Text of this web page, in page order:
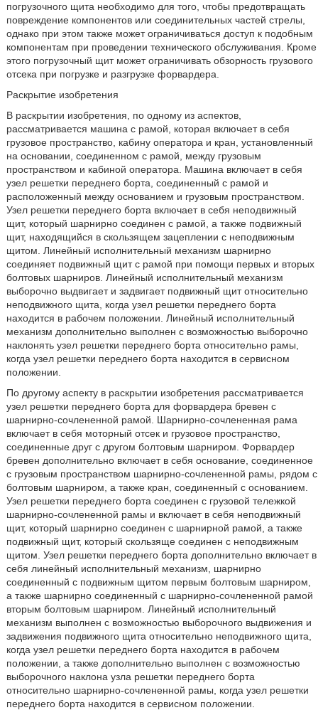
погрузочного щита необходимо для того, чтобы предотвращать
повреждение компонентов или соединительных частей стрелы,
однако при этом также может ограничиваться доступ к подобным
компонентам при проведении технического обслуживания. Кроме
этого погрузочный щит может ограничивать обзорность грузового
отсека при погрузке и разгрузке форвардера.
Раскрытие изобретения
В раскрытии изобретения, по одному из аспектов,
рассматривается машина с рамой, которая включает в себя
грузовое пространство, кабину оператора и кран, установленный
на основании, соединенном с рамой, между грузовым
пространством и кабиной оператора. Машина включает в себя
узел решетки переднего борта, соединенный с рамой и
расположенный между основанием и грузовым пространством.
Узел решетки переднего борта включает в себя неподвижный
щит, который шарнирно соединен с рамой, а также подвижный
щит, находящийся в скользящем зацеплении с неподвижным
щитом. Линейный исполнительный механизм шарнирно
соединяет подвижный щит с рамой при помощи первых и вторых
болтовых шарниров. Линейный исполнительный механизм
выборочно выдвигает и задвигает подвижный щит относительно
неподвижного щита, когда узел решетки переднего борта
находится в рабочем положении. Линейный исполнительный
механизм дополнительно выполнен с возможностью выборочно
наклонять узел решетки переднего борта относительно рамы,
когда узел решетки переднего борта находится в сервисном
положении.
По другому аспекту в раскрытии изобретения рассматривается
узел решетки переднего борта для форвардера бревен с
шарнирно-сочлененной рамой. Шарнирно-сочлененная рама
включает в себя моторный отсек и грузовое пространство,
соединенные друг с другом болтовым шарниром. Форвардер
бревен дополнительно включает в себя основание, соединенное
с грузовым пространством шарнирно-сочлененной рамы, рядом с
болтовым шарниром, а также кран, соединенный с основанием.
Узел решетки переднего борта соединен с грузовой тележкой
шарнирно-сочлененной рамы и включает в себя неподвижный
щит, который шарнирно соединен с шарнирной рамой, а также
подвижный щит, который скользяще соединен с неподвижным
щитом. Узел решетки переднего борта дополнительно включает в
себя линейный исполнительный механизм, шарнирно
соединенный с подвижным щитом первым болтовым шарниром,
а также шарнирно соединенный с шарнирно-сочлененной рамой
вторым болтовым шарниром. Линейный исполнительный
механизм выполнен с возможностью выборочного выдвижения и
задвижения подвижного щита относительно неподвижного щита,
когда узел решетки переднего борта находится в рабочем
положении, а также дополнительно выполнен с возможностью
выборочного наклона узла решетки переднего борта
относительно шарнирно-сочлененной рамы, когда узел решетки
переднего борта находится в сервисном положении.